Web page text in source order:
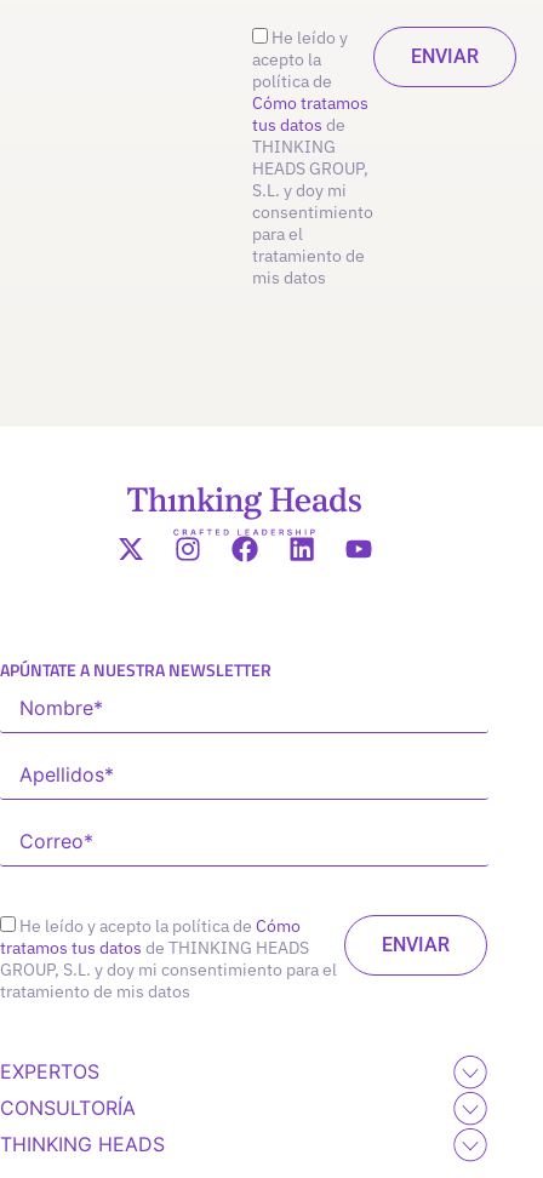
He leído y
acepto la
política de
Cómo tratamos
tus datos de
THINKING
HEADS GROUP,
S.L. y doy mi
consentimiento
para el
tratamiento de
mis datos
APÚNTATE A NUESTRA NEWSLETTER
He leído y acepto la política de Cómo
tratamos tus datos de THINKING HEADS
GROUP, S.L. y doy mi consentimiento para el
tratamiento de mis datos
EXPERTOS
CONSULTORÍA
THINKING HEADS